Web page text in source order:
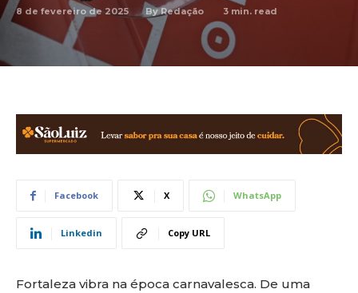
8 de fevereiro de 2025 By Redação 3 min. read
Facebook X WhatsApp
Linkedin Copy URL
Fortaleza vibra na época carnavalesca. De uma